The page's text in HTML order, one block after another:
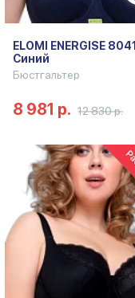
ELOMI ENERGISE 8041
Синий
Бюстгальтер
8 981 р. 12 830 р.